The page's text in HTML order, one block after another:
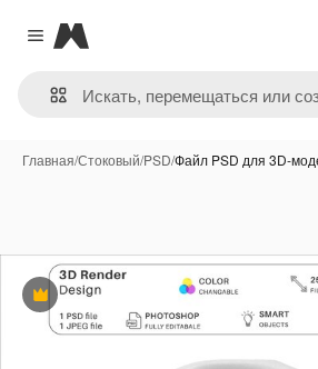
Close menu
Magnific
Главная/Стоковый/PSD/Файл PSD для 3D-
Премиум